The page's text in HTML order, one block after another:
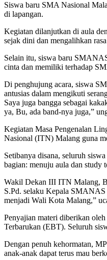
Siswa baru SMA Nasional
di lapangan.
Kegiatan dilanjutkan di aula
sejak dini dan mengalihkan
Selain itu, siswa baru
cinta dan memiliki terhadap
Di penghujung acara, siswa
antusias dalam mengikuti
Saya juga bangga sebagai
ya, Bu, ada band-nya juga,”
Kegiatan Masa Pengenalan
Nasional (ITN) Malang guna
Setibanya disana, seluruh
bagian: menuju aula dan study
Wakil Dekan III ITN Malang,
S.Pd. selaku Kepala SMANAS
menjadi Wali Kota Malang,”
Penyajian materi diberikan
Terbarukan (EBT). Seluruh
Dengan penuh kehormatan,
anak-anak dapat terus mau